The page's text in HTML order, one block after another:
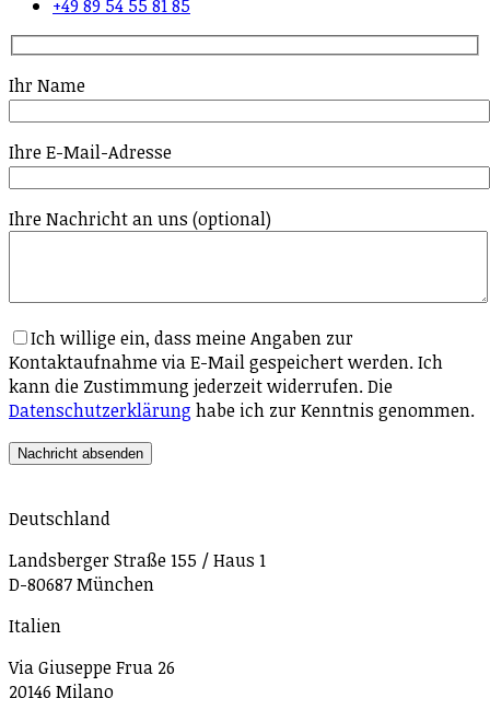
+49 89 54 55 81 85
Ihr Name
Ihre E-Mail-Adresse
Ihre Nachricht an uns (optional)
Ich willige ein, dass meine Angaben zur
Kontaktaufnahme via E-Mail gespeichert werden. Ich
kann die Zustimmung jederzeit widerrufen. Die
Datenschutzerklärung habe ich zur Kenntnis genommen.
Deutschland
Landsberger Straße 155 / Haus 1
D-80687 München
Italien
Via Giuseppe Frua 26
20146 Milano